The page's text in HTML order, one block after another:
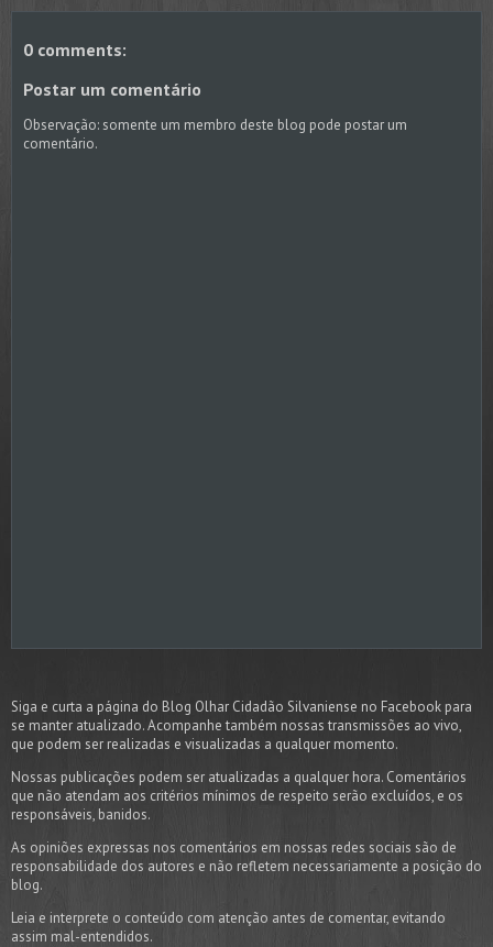
0 comments:
Postar um comentário
Observação: somente um membro deste blog pode postar um
comentário.
Siga e curta a página do Blog Olhar Cidadão Silvaniense no Facebook para
se manter atualizado. Acompanhe também nossas transmissões ao vivo,
que podem ser realizadas e visualizadas a qualquer momento.
Nossas publicações podem ser atualizadas a qualquer hora. Comentários
que não atendam aos critérios mínimos de respeito serão excluídos, e os
responsáveis, banidos.
As opiniões expressas nos comentários em nossas redes sociais são de
responsabilidade dos autores e não refletem necessariamente a posição do
blog.
Leia e interprete o conteúdo com atenção antes de comentar, evitando
assim mal-entendidos.